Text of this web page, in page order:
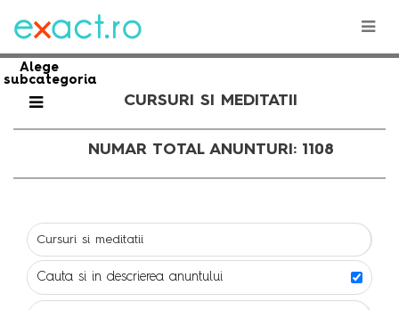
Alege
subcategoria
CURSURI SI MEDITATII
NUMAR TOTAL ANUNTURI: 1108
Cauta si in descrierea anuntului